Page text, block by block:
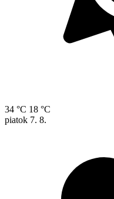
34 °C 18 °C
piatok 7. 8.